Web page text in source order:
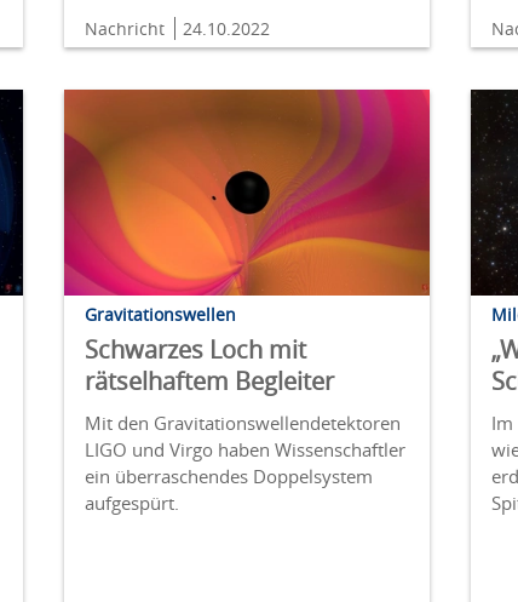
Nachricht 24.10.2022
Gravitationswellen
Schwarzes Loch mit
rätselhaftem Begleiter
Mit den Gravitationswellendetektoren
LIGO und Virgo haben Wissenschaftler
ein überraschendes Doppelsystem
aufgespürt.
Im